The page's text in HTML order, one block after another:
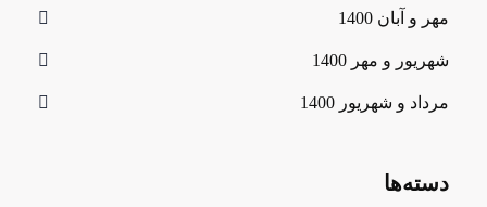
مهر و آبان 1400
شهریور و مهر 1400
مرداد و شهریور 1400
دسته‌ها